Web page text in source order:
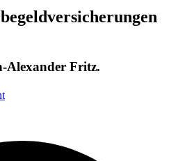
Alexander Fritz.